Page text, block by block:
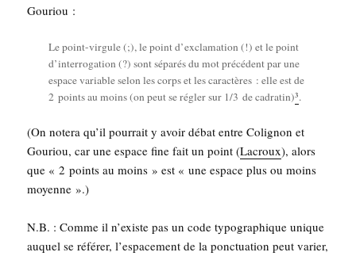
Gouriou :
Le point-vir­gule (;), le point d’ex­cla­ma­tion (!) et le point
d’in­ter­ro­ga­tion (?) sont sépa­rés du mot pré­cé­dent par une
espace variable selon les corps et les carac­tères : elle est de
2 points au moins (on peut se régler sur 1/3 de cadra­tin)3.
(On note­ra qu’il pour­rait y avoir débat entre Coli­gnon et
Gou­riou, car une espace fine fait un point (Lacroux), alors
que « 2 points au moins » est « une espace plus ou moins
moyenne ».)
N.B. : Comme il n’existe pas un code typo­gra­phique unique
auquel se réfé­rer, l’es­pa­ce­ment de la ponc­tua­tion peut varier,